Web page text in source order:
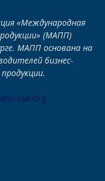
«Международная
(МАПП)
МАПП основана на
бизнес-
spb.org